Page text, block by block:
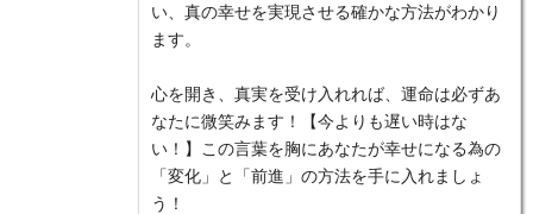
い、真の幸せを実現させる確かな方法がわかり
ます。
心を開き、真実を受け入れれば、運命は必ずあ
なたに微笑みます！【今よりも遅い時はな
い！】この言葉を胸にあなたが幸せになる為の
「変化」と「前進」の方法を手に入れましょ
う！